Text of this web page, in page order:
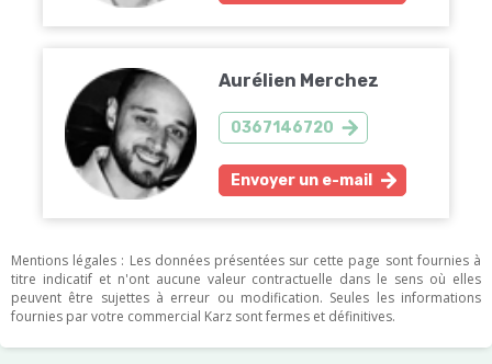
Aurélien Merchez
0367146720
Envoyer un e-mail
Mentions légales : Les données présentées sur cette page sont fournies à
titre indicatif et n'ont aucune valeur contractuelle dans le sens où elles
peuvent être sujettes à erreur ou modification. Seules les informations
fournies par votre commercial Karz sont fermes et définitives.